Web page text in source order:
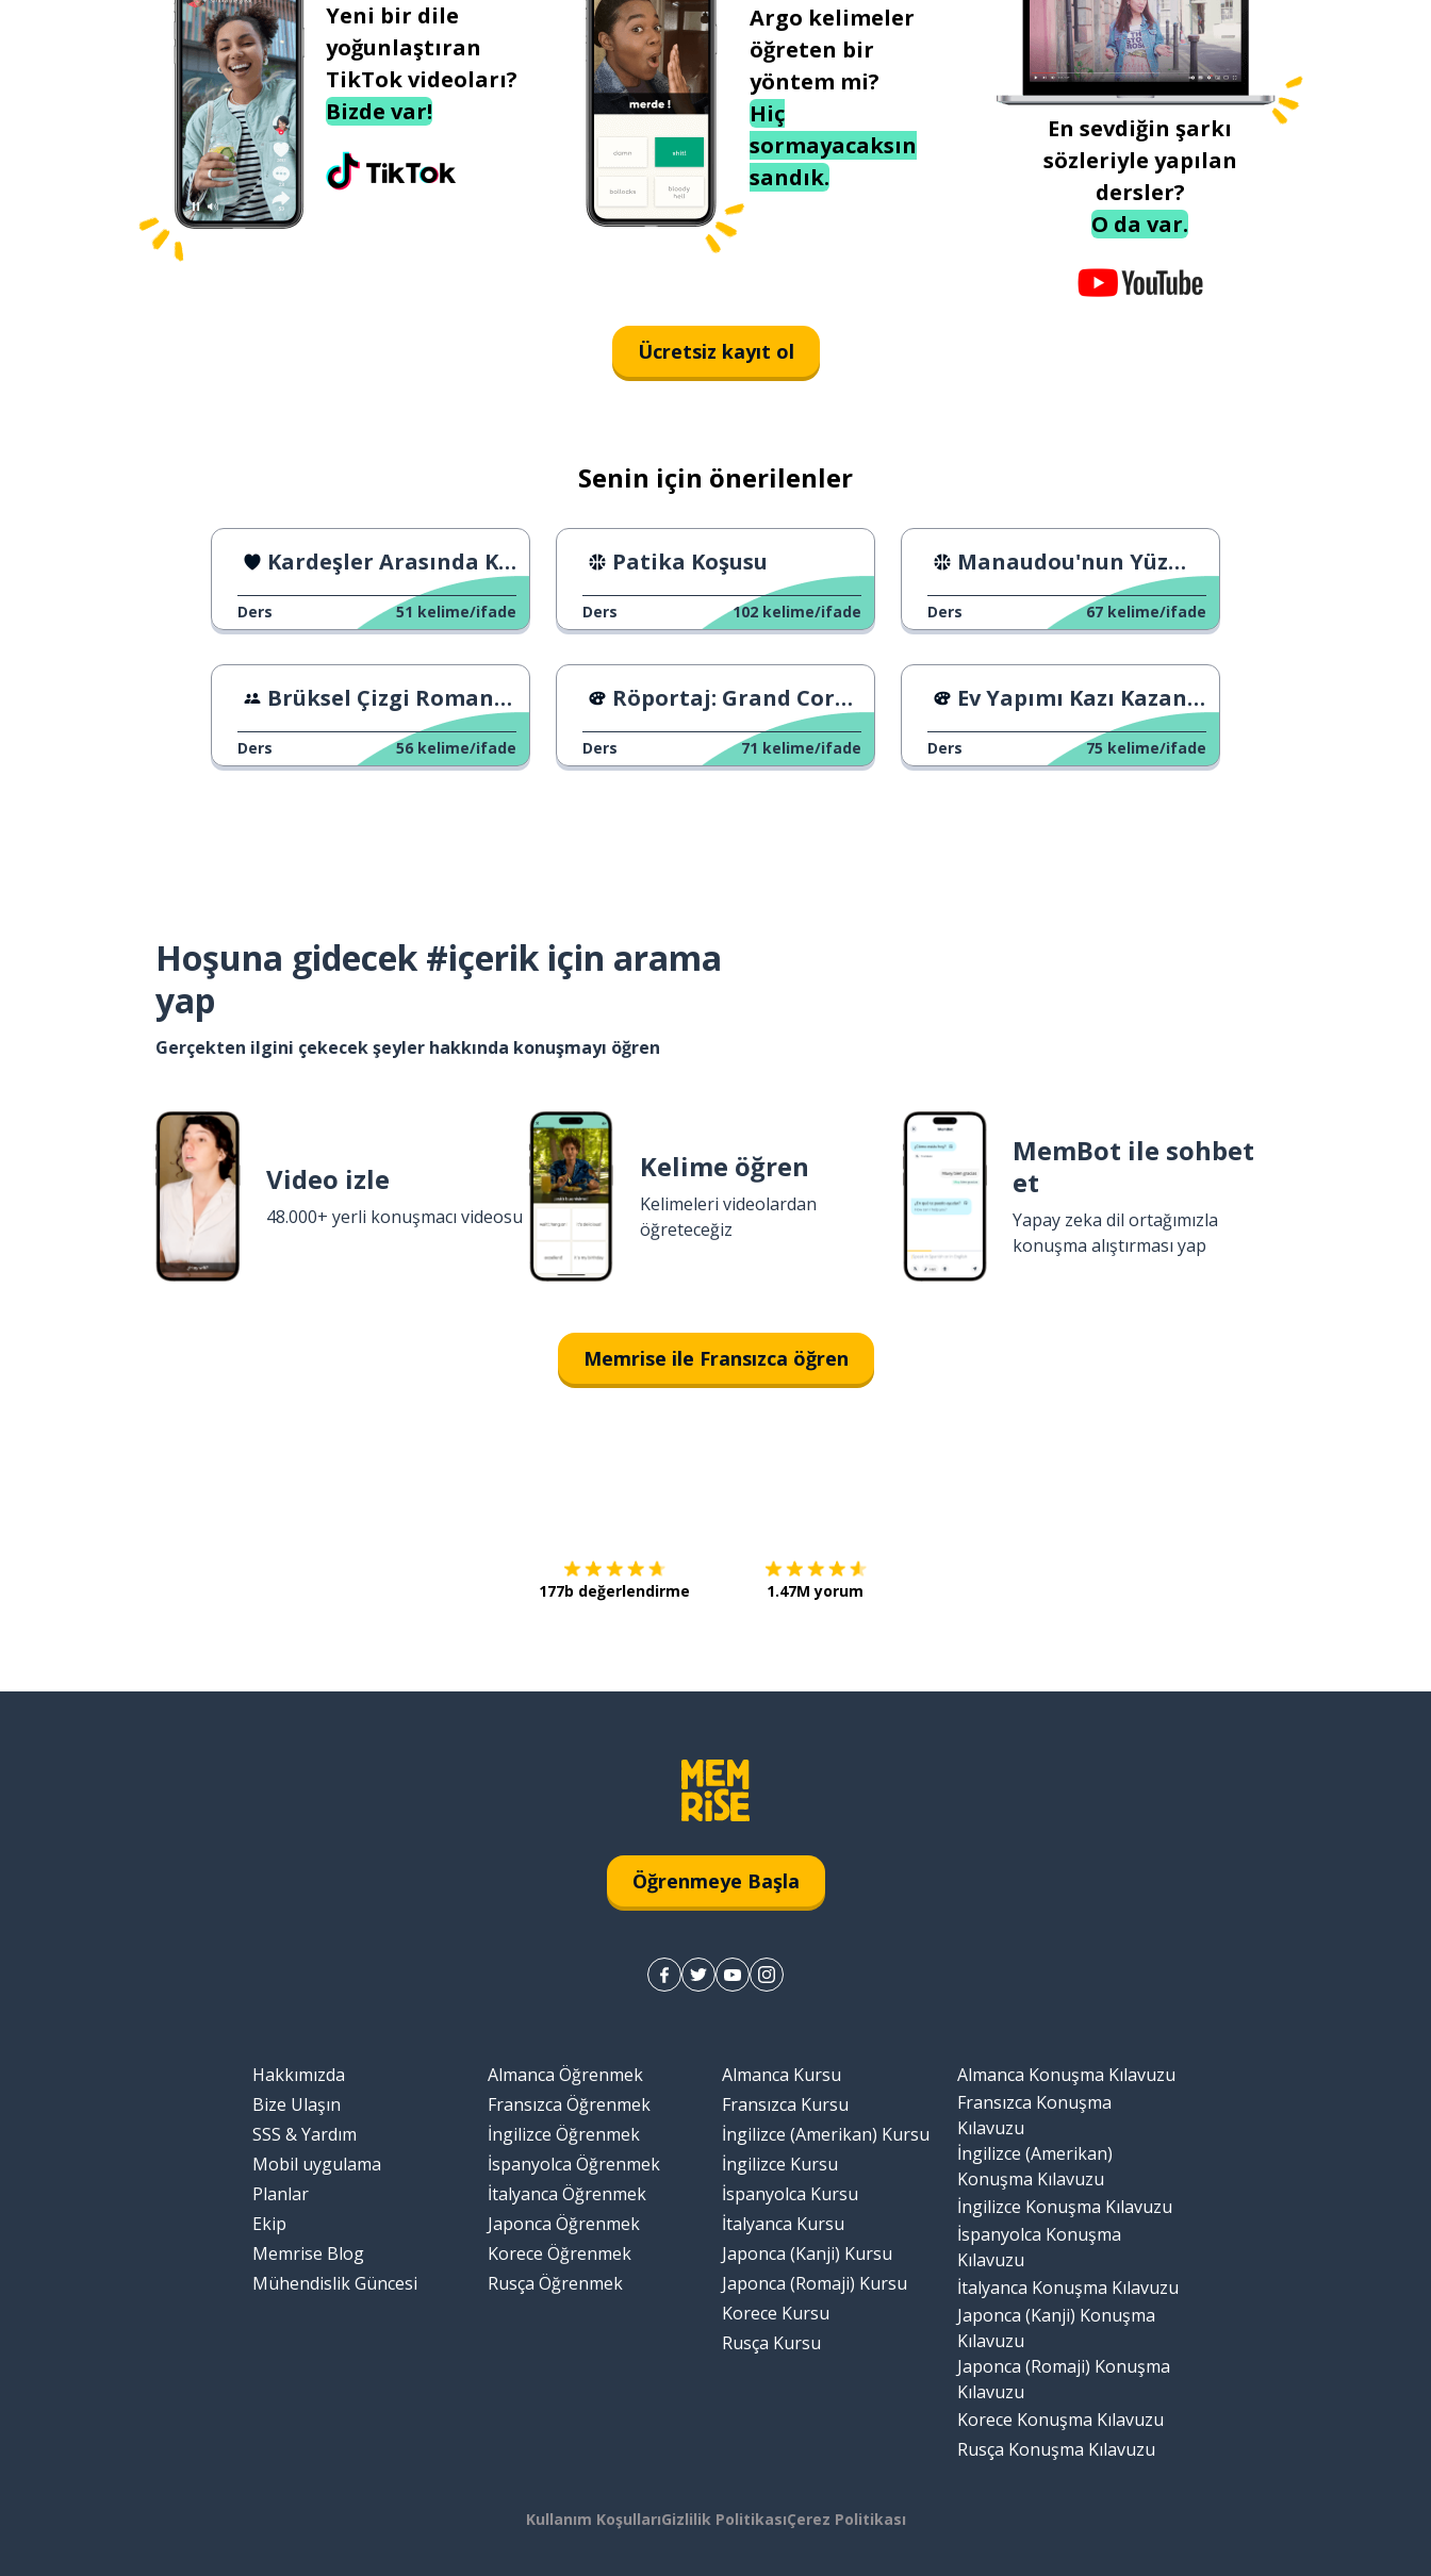
Yeni bir dile
yoğunlaştıran
TikTok videoları?
Bizde var!
Argo kelimeler
öğreten bir
yöntem mi?
Hiç
sormayacaksın
sandık.
En sevdiğin şarkı
sözleriyle yapılan
dersler?
O da var.
Ücretsiz kayıt ol
Senin için önerilenler
Kardeşler Arasında Kıskançlık
Ders 51 kelime/ifade
Patika Koşusu
Ders 102 kelime/ifade
Manaudou'nun Yüzme Kariyeri
Ders 67 kelime/ifade
Brüksel Çizgi Roman Müzesi
Ders 56 kelime/ifade
Röportaj: Grand Corps Malade
Ders 71 kelime/ifade
Ev Yapımı Kazı Kazan Kartları
Ders 75 kelime/ifade
Hoşuna gidecek #içerik için arama
yap
Gerçekten ilgini çekecek şeyler hakkında konuşmayı öğren
Video izle
48.000+ yerli konuşmacı videosu
Kelime öğren
Kelimeleri videolardan
öğreteceğiz
MemBot ile sohbet
et
Yapay zeka dil ortağımızla
konuşma alıştırması yap
Memrise ile Fransızca öğren
177b değerlendirme 1.47M yorum
Öğrenmeye Başla
Hakkımızda
Bize Ulaşın
SSS & Yardım
Mobil uygulama
Planlar
Ekip
Memrise Blog
Mühendislik Güncesi
Almanca Öğrenmek
Fransızca Öğrenmek
İngilizce Öğrenmek
İspanyolca Öğrenmek
İtalyanca Öğrenmek
Japonca Öğrenmek
Korece Öğrenmek
Rusça Öğrenmek
Almanca Kursu
Fransızca Kursu
İngilizce (Amerikan) Kursu
İngilizce Kursu
İspanyolca Kursu
İtalyanca Kursu
Japonca (Kanji) Kursu
Japonca (Romaji) Kursu
Korece Kursu
Rusça Kursu
Almanca Konuşma Kılavuzu
Fransızca Konuşma
Kılavuzu
İngilizce (Amerikan)
Konuşma Kılavuzu
İngilizce Konuşma Kılavuzu
İspanyolca Konuşma
Kılavuzu
İtalyanca Konuşma Kılavuzu
Japonca (Kanji) Konuşma
Kılavuzu
Japonca (Romaji) Konuşma
Kılavuzu
Korece Konuşma Kılavuzu
Rusça Konuşma Kılavuzu
Kullanım KoşullarıGizlilik PolitikasıÇerez Politikası